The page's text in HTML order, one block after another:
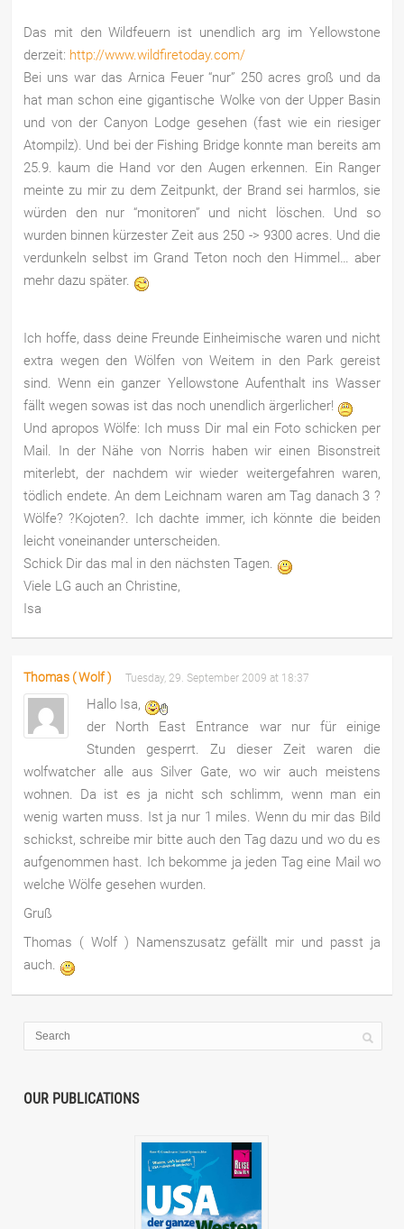
Das mit den Wildfeuern ist unendlich arg im Yellowstone
derzeit: http://www.wildfiretoday.com/
Bei uns war das Arnica Feuer “nur” 250 acres groß und da
hat man schon eine gigantische Wolke von der Upper Basin
und von der Canyon Lodge gesehen (fast wie ein riesiger
Atompilz). Und bei der Fishing Bridge konnte man bereits am
25.9. kaum die Hand vor den Augen erkennen. Ein Ranger
meinte zu mir zu dem Zeitpunkt, der Brand sei harmlos, sie
würden den nur “monitoren” und nicht löschen. Und so
wurden binnen kürzester Zeit aus 250 -> 9300 acres. Und die
verdunkeln selbst im Grand Teton noch den Himmel… aber
mehr dazu später.
Ich hoffe, dass deine Freunde Einheimische waren und nicht
extra wegen den Wölfen von Weitem in den Park gereist
sind. Wenn ein ganzer Yellowstone Aufenthalt ins Wasser
fällt wegen sowas ist das noch unendlich ärgerlicher!
Und apropos Wölfe: Ich muss Dir mal ein Foto schicken per
Mail. In der Nähe von Norris haben wir einen Bisonstreit
miterlebt, der nachdem wir wieder weitergefahren waren,
tödlich endete. An dem Leichnam waren am Tag danach 3 ?
Wölfe? ?Kojoten?. Ich dachte immer, ich könnte die beiden
leicht voneinander unterscheiden.
Schick Dir das mal in den nächsten Tagen.
Viele LG auch an Christine,
Isa
Thomas ( Wolf ) Tuesday, 29. September 2009 at 18:37
Hallo Isa,
der North East Entrance war nur für einige
Stunden gesperrt. Zu dieser Zeit waren die
wolfwatcher alle aus Silver Gate, wo wir auch meistens
wohnen. Da ist es ja nicht sch schlimm, wenn man ein
wenig warten muss. Ist ja nur 1 miles. Wenn du mir das Bild
schickst, schreibe mir bitte auch den Tag dazu und wo du es
aufgenommen hast. Ich bekomme ja jeden Tag eine Mail wo
welche Wölfe gesehen wurden.
Gruß
Thomas ( Wolf ) Namenszusatz gefällt mir und passt ja
auch.
OUR PUBLICATIONS